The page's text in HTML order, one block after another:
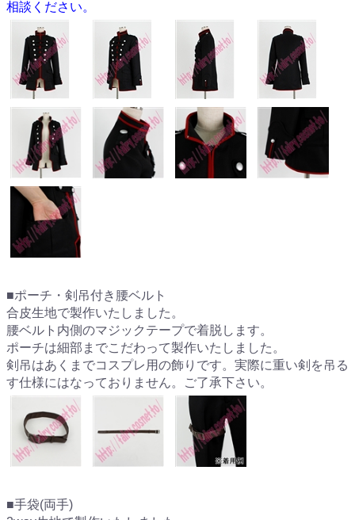
相談ください。
■ポーチ・剣吊付き腰ベルト
合皮生地で製作いたしました。
腰ベルト内側のマジックテープで着脱します。
ポーチは細部までこだわって製作いたしました。
剣吊はあくまでコスプレ用の飾りです。実際に重い剣を吊る
す仕様にはなっておりません。ご了承下さい。
■手袋(両手)